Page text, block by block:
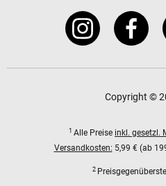
Copyright ©
1 Alle Preise inkl. gesetzl.
Versandkosten: 5,99 € (ab
2